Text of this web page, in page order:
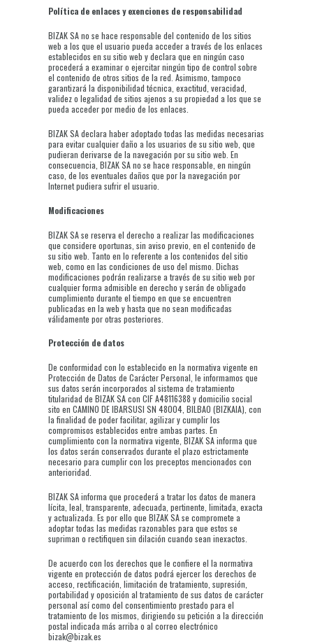
Política de enlaces y exenciones de responsabilidad
BIZAK SA no se hace responsable del contenido de los sitios
web a los que el usuario pueda acceder a través de los enlaces
establecidos en su sitio web y declara que en ningún caso
procederá a examinar o ejercitar ningún tipo de control sobre
el contenido de otros sitios de la red. Asimismo, tampoco
garantizará la disponibilidad técnica, exactitud, veracidad,
validez o legalidad de sitios ajenos a su propiedad a los que se
pueda acceder por medio de los enlaces.
BIZAK SA declara haber adoptado todas las medidas necesarias
para evitar cualquier daño a los usuarios de su sitio web, que
pudieran derivarse de la navegación por su sitio web. En
consecuencia, BIZAK SA no se hace responsable, en ningún
caso, de los eventuales daños que por la navegación por
Internet pudiera sufrir el usuario.
Modificaciones
BIZAK SA se reserva el derecho a realizar las modificaciones
que considere oportunas, sin aviso previo, en el contenido de
su sitio web. Tanto en lo referente a los contenidos del sitio
web, como en las condiciones de uso del mismo. Dichas
modificaciones podrán realizarse a través de su sitio web por
cualquier forma admisible en derecho y serán de obligado
cumplimiento durante el tiempo en que se encuentren
publicadas en la web y hasta que no sean modificadas
válidamente por otras posteriores.
Protección de datos
De conformidad con lo establecido en la normativa vigente en
Protección de Datos de Carácter Personal, le informamos que
sus datos serán incorporados al sistema de tratamiento
titularidad de BIZAK SA con CIF A48116388 y domicilio social
sito en CAMINO DE IBARSUSI SN 48004, BILBAO (BIZKAIA), con
la finalidad de poder facilitar, agilizar y cumplir los
compromisos establecidos entre ambas partes. En
cumplimiento con la normativa vigente, BIZAK SA informa que
los datos serán conservados durante el plazo estrictamente
necesario para cumplir con los preceptos mencionados con
anterioridad.
BIZAK SA informa que procederá a tratar los datos de manera
lícita, leal, transparente, adecuada, pertinente, limitada, exacta
y actualizada. Es por ello que BIZAK SA se compromete a
adoptar todas las medidas razonables para que estos se
supriman o rectifiquen sin dilación cuando sean inexactos.
De acuerdo con los derechos que le confiere el la normativa
vigente en protección de datos podrá ejercer los derechos de
acceso, rectificación, limitación de tratamiento, supresión,
portabilidad y oposición al tratamiento de sus datos de carácter
personal así como del consentimiento prestado para el
tratamiento de los mismos, dirigiendo su petición a la dirección
postal indicada más arriba o al correo electrónico
bizak@bizak.es